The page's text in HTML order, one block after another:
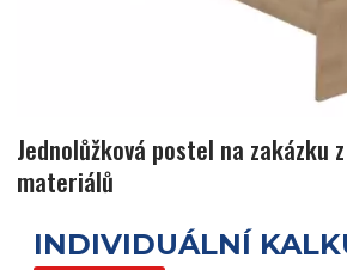
Jednolůžková postel na zakázku
materiálů
INDIVIDUÁLNÍ